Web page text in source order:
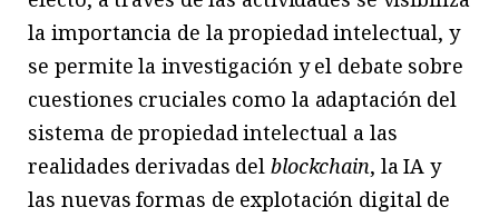
la importancia de la propiedad intelectual, y
se permite la investigación y el debate sobre
cuestiones cruciales como la adaptación del
sistema de propiedad intelectual a las
realidades derivadas del blockchain, la IA y
las nuevas formas de explotación digital de